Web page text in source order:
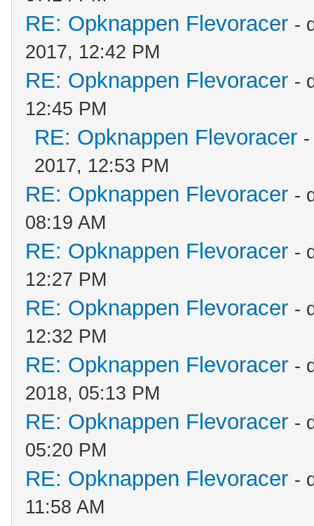
RE: Opknappen Flevoracer -
2017, 12:42 PM
RE: Opknappen Flevoracer -
12:45 PM
RE: Opknappen Flevoracer
2017, 12:53 PM
RE: Opknappen Flevoracer -
08:19 AM
RE: Opknappen Flevoracer -
12:27 PM
RE: Opknappen Flevoracer -
12:32 PM
RE: Opknappen Flevoracer -
2018, 05:13 PM
RE: Opknappen Flevoracer -
05:20 PM
RE: Opknappen Flevoracer -
11:58 AM